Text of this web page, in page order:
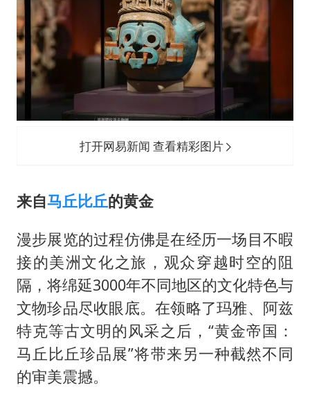
打开网易新闻 查看精彩图片
来自马丘比丘的黄金
漫步展览的过程仿佛是在经历一场目不暇
接的美洲文化之旅，观众穿越时空的阻
隔，将绵延3000年不同地区的文化特色与
文物珍品尽收眼底。在领略了玛雅、阿兹
特克等古文明的风采之后，“黄金帝国：
马丘比丘珍品展”将带来另一种截然不同
的审美震撼。